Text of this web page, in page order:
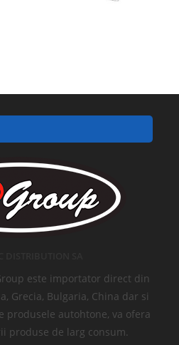
este importator direct din
Grecia, Bulgaria, China dar si
produsele autohtone, va ofera
produse de larg consum.